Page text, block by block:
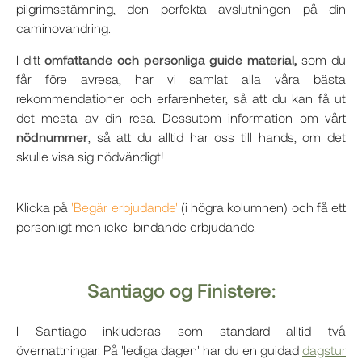
pilgrimsstämning, den perfekta avslutningen på din
caminovandring.
I dittomfattande och personliga guide material, som du
får före avresa, har vi samlat alla våra bästa
rekommendationer och erfarenheter, så att du kan få ut
det mesta av din resa. Dessutom information om vårt
nödnummer , så att du alltid har oss till hands, om det
skulle visa sig nödvändigt!
Klicka på 'Begär erbjudande' (i högra kolumnen) och få ett
personligt men icke-bindande erbjudande.
Santiago og Finistere:
I Santiago inkluderas som standard alltid två
övernattningar. På 'lediga dagen' har du en guidad dagstur